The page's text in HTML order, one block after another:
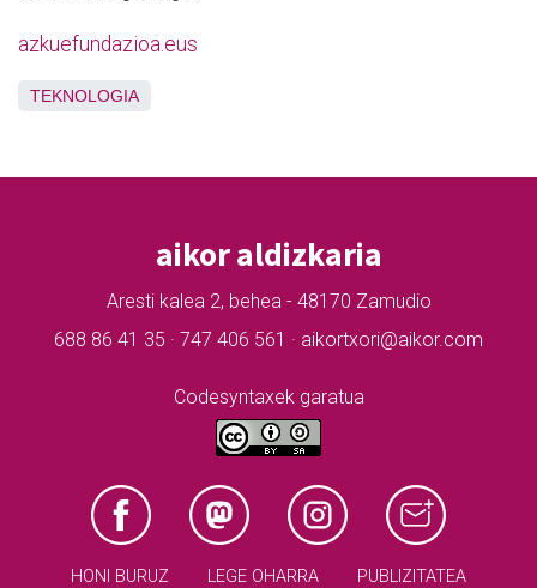
azkuefundazioa.eus
TEKNOLOGIA
aikor aldizkaria
Aresti kalea 2, behea - 48170 Zamudio
688 86 41 35 · 747 406 561 · aikortxori@aikor.com
Codesyntaxek garatua
HONI BURUZ LEGE OHARRA PUBLIZITATEA